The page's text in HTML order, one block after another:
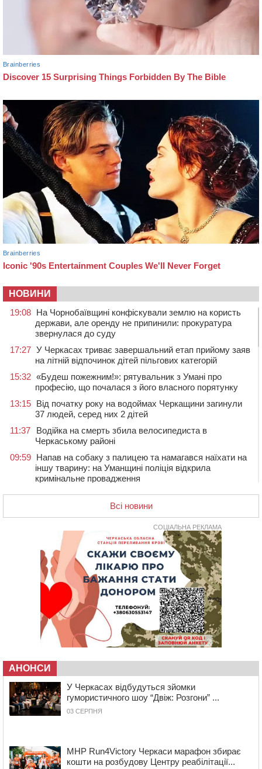
НОВИНИ
19:08 На Чорнобаївщині конфіскували землю на користь
держави, але оренду не припинили: прокуратура
звернулася до суду
17:27 У Черкасах триває завершальний етап прийому заяв
на літній відпочинок дітей пільгових категорій
15:32 «Будеш пожежним!»: рятувальник з Умані про
професію, що почалася з його власного порятунку
13:15 Від початку року на водоймах Черкащини загинули
37 людей, серед них 2 дітей
11:37
Водійка на смерть збила велосипедиста в
Черкаському районі
09:59 Напав на собаку з палицею та намагався наїхати на
іншу тварину: на Уманщині поліція відкрила
кримінальне провадження
08:44 Безкоштовне харчування, укриття та STEM: Черкаси
готують освітню галузь до нового навчального року
Черкаські вершники здобули нагороди української
першості
На Уманщині експосадовицю відділу освіти
судитимуть через завдані бюджету збитки
У Єрках прощатимуться з полеглим на Курщині
стрільцем ДШВ
Апеляційний суд підтвердив стягнення майже 250
тис. грн шкоди за незаконний вилов риби
комендантської години та 10 нетверезих водіїв
15:12 На Золотоніщині водійка збила пішохода, який
перебігав дорогу
14:11 На Черкащині прокуратура через суд вимагає взяти
під охорону 188-річну церкву
11:33 У Черкасах пропонують для приватизації
Всі новини
СОЦІАЛЬНА РЕКЛАМА
АНОНСИ
У Черкасах відбудуться зйомки
гумористичного шоу “Двіж: Розгони” ...
03 СЕРПНЯ
MHP Run4Victory Черкаси марафон збирає
кошти на розбудову Центру реабілітації...